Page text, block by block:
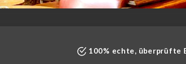
100% echte, überprüfte